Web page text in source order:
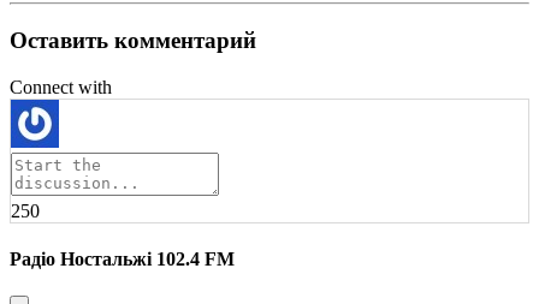
Оставить комментарий
Connect with
250
Радіо Ностальжі 102.4 FM